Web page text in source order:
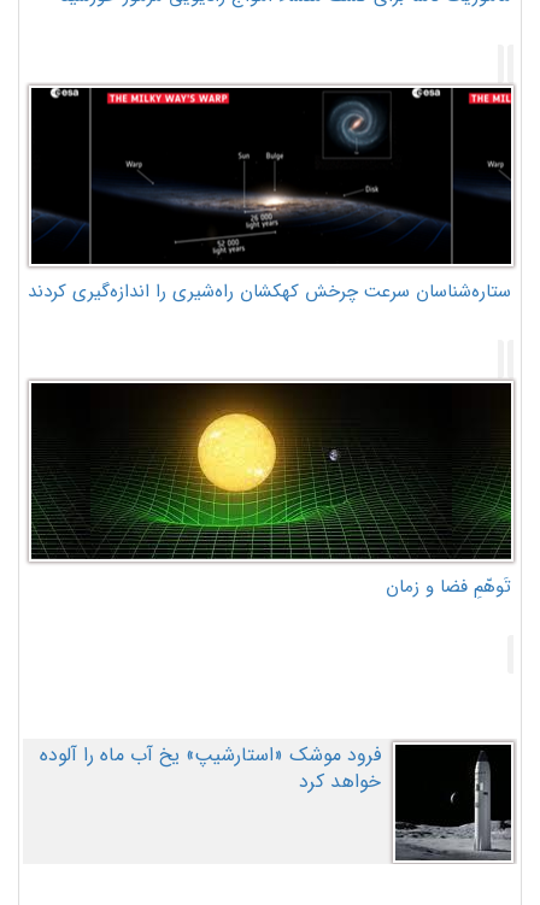
ستاره‌شناسان سرعت چرخش کهکشان راه‌شیری را اندازه‌گیری کردند
تَوهّمِ فضا و زمان
فرود موشک «استارشیپ» یخ آب ماه را آلوده
خواهد کرد